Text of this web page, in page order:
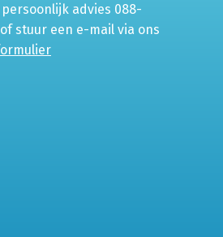
persoonlijk advies 088-
of stuur een e-mail via ons